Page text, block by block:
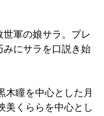
軍の娘サラ。プレ
みにサラを口説き始
木瞳を中心とした月
美くららを中心とし